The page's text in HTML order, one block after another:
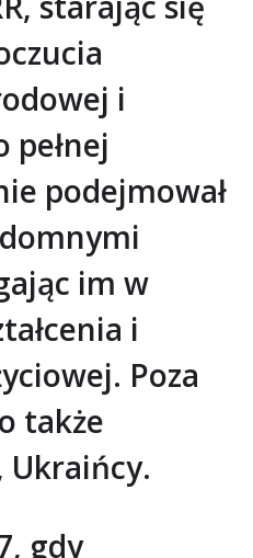
i
pełnej
podejmował
im w
i
Poza
także
Ukraińcy.
gdy